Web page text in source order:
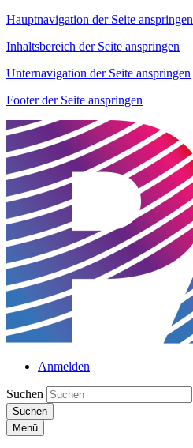
Hauptnavigation der Seite anspringen
Inhaltsbereich der Seite anspringen
Unternavigation der Seite anspringen
Footer der Seite anspringen
Anmelden
Suchen
Suchen
Menü